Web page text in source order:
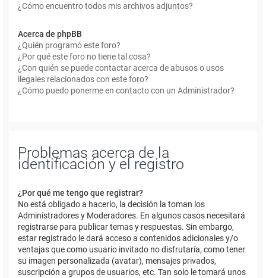
¿Cómo encuentro todos mis archivos adjuntos?
Acerca de phpBB
¿Quién programó este foro?
¿Por qué este foro no tiene tal cosa?
¿Con quién se puede contactar acerca de abusos o usos
ilegales relacionados con este foro?
¿Cómo puedo ponerme en contacto con un Administrador?
Problemas acerca de la
identificación y el registro
¿Por qué me tengo que registrar?
No está obligado a hacerlo, la decisión la toman los
Administradores y Moderadores. En algunos casos necesitará
registrarse para publicar temas y respuestas. Sin embargo,
estar registrado le dará acceso a contenidos adicionales y/o
ventajas que como usuario invitado no disfrutaría, como tener
su imagen personalizada (avatar), mensajes privados,
suscripción a grupos de usuarios, etc. Tan solo le tomará unos